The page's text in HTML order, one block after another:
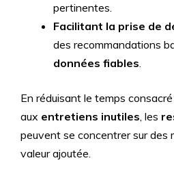
pertinentes.
Facilitant la prise de
des recommandations
données fiables.
En réduisant le temps
aux entretiens inutiles, les
peuvent se concentrer sur des
valeur ajoutée.